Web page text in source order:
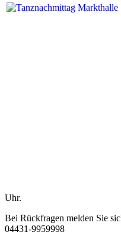
Uhr.
Bei Rückfragen melden Sie
04431-9959998